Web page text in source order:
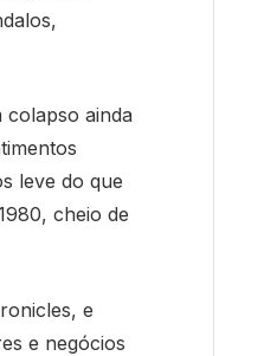
colapso ainda
leve do que
cheio de
e
e negócios